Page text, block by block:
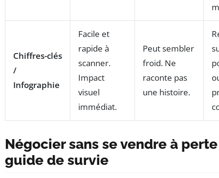
Chiffres-clés
/
Infographie
Facile et
rapide à
scanner.
Impact
visuel
immédiat.
Peut sembler
froid. Ne
raconte pas
une histoire.
Négocier sans se vendre à
guide de survie